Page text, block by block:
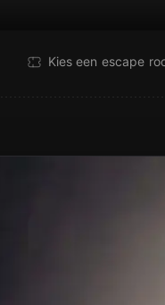
Kies een escape